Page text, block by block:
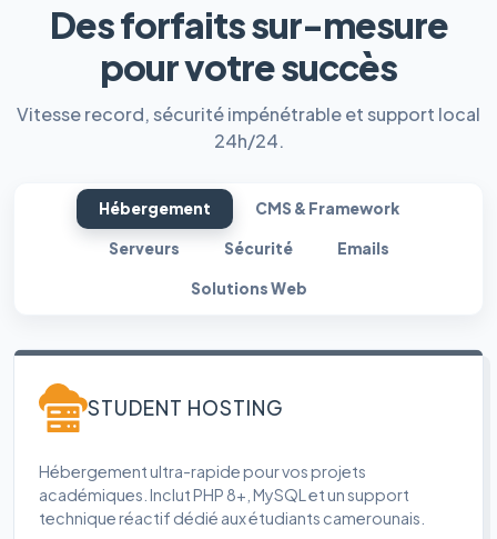
Des forfaits sur-mesure
pour votre succès
Vitesse record, sécurité impénétrable et support local
24h/24.
Hébergement CMS & Framework
Serveurs Sécurité Emails
Solutions Web
STUDENT HOSTING
Hébergement ultra-rapide pour vos projets
académiques. Inclut PHP 8+, MySQL et un support
technique réactif dédié aux étudiants camerounais.